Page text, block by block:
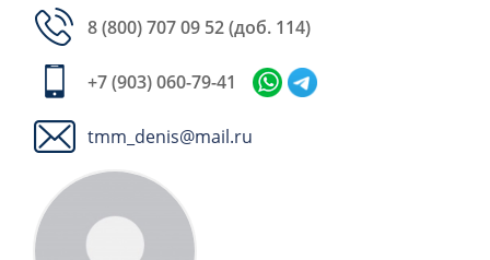
8 (800) 707 09 52(доб. 114)
+7 (903) 060-79-41
tmm_denis@mail.ru